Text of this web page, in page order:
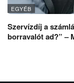
EGYÉB
Szervízdíj a
borravalót ad?” –